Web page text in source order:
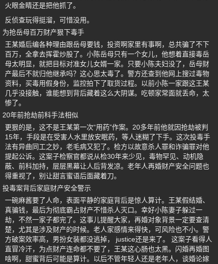
火眼金睛还是把他抓了。
反侦查玩得挺溜，可惜没用。
为抢岳母百万财产狠下毒手
王某婚后编各种理由跟岳母要钱，投资啊家里有事啊，总共骗了不下
百万，全拿去挥霍炒股了。小陈岳母只有一个女儿，他想着直接毒岳
母太明显，就把目标对准女儿女婿一家。只要小陈夫妇没了，岳母财
产最后不就归他继承吗？这心思太毒了。警方还查到他网上搜过毒物
资料，买毒用假身份，监控拍下了取货过程。以前小陈一家跟这王某
几乎没接触，谁能想到背后藏着这么大阴谋。吃顿家常面就丢命，太
惨了。
20年前抢劫前科手法相似
更狠的是，这不是王某第一次“用药”作案。20多年前他就因抢劫被判
15年，手段是在受害人水里放安眠药，等人迷糊了下手。这次投毒手
法有异曲同工之妙，老毛病又犯了。检方以故意杀人罪和诈骗罪对他
提起公诉。这案子检察官都说从检30年来少见，毒物罕见、动机隐
蔽、前科加持，层层黑幕让人后背发凉。老年人再婚财产安全问题也
得重视了，别让甜言蜜语后面藏着刀。
投毒案背后家庭财产安全警示
一碗麻酱要了人命，表面平静的家庭背后是惊人算计。王某假结婚、
真骗钱，最后为彻底霸占财产不惜杀人灭口。幸好小陈妻子躲过一
劫，不然一家子都完了。这事儿提醒大家，再婚对象背景一定要查清
楚，尤其是涉及财产的时候。老人家感情来得快，可风险也不小。警
方破案效率高，男扮女装都没逃掉， justice还是来了。 这案子看得人
直冒冷汗，为点财产连命都不要了，王某这心肠也太黑。闪婚再婚图
啥啊，甜蜜背后可能是算计。以后不管年轻人还是老年人，谈婚论嫁